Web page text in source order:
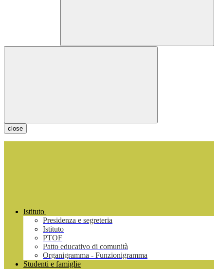
close
Istituto
Presidenza e segreteria
Istituto
PTOF
Patto educativo di comunità
Organigramma - Funzionigramma
Studenti e famiglie